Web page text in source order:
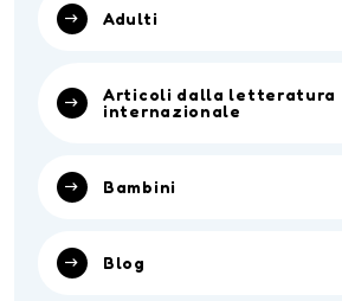
Adulti
Articoli dalla letteratura
internazionale
Bambini
Blog